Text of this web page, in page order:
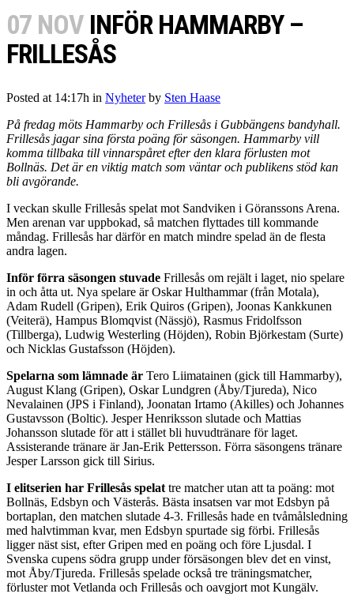
07 NOV INFÖR HAMMARBY –
FRILLESÅS
Posted at 14:17h in Nyheter by Sten Haase
På fredag möts Hammarby och Frillesås i Gubbängens bandyhall.
Frillesås jagar sina första poäng för säsongen. Hammarby vill
komma tillbaka till vinnarspåret efter den klara förlusten mot
Bollnäs. Det är en viktig match som väntar och publikens stöd kan
bli avgörande.
I veckan skulle Frillesås spelat mot Sandviken i Göranssons Arena.
Men arenan var uppbokad, så matchen flyttades till kommande
måndag. Frillesås har därför en match mindre spelad än de flesta
andra lagen.
Inför förra säsongen stuvade Frillesås om rejält i laget, nio spelare
in och åtta ut. Nya spelare är Oskar Hulthammar (från Motala),
Adam Rudell (Gripen), Erik Quiros (Gripen), Joonas Kankkunen
(Veiterä), Hampus Blomqvist (Nässjö), Rasmus Fridolfsson
(Tillberga), Ludwig Westerling (Höjden), Robin Björkestam (Surte)
och Nicklas Gustafsson (Höjden).
Spelarna som lämnade är Tero Liimatainen (gick till Hammarby),
August Klang (Gripen), Oskar Lundgren (Åby/Tjureda), Nico
Nevalainen (JPS i Finland), Joonatan Irtamo (Akilles) och Johannes
Gustavsson (Boltic). Jesper Henriksson slutade och Mattias
Johansson slutade för att i stället bli huvudtränare för laget.
Assisterande tränare är Jan-Erik Pettersson. Förra säsongens tränare
Jesper Larsson gick till Sirius.
I elitserien har Frillesås spelat tre matcher utan att ta poäng: mot
Bollnäs, Edsbyn och Västerås. Bästa insatsen var mot Edsbyn på
bortaplan, den matchen slutade 4-3. Frillesås hade en tvåmålsledning
med halvtimman kvar, men Edsbyn spurtade sig förbi. Frillesås
ligger näst sist, efter Gripen med en poäng och före Ljusdal. I
Svenska cupens södra grupp under försäsongen blev det en vinst,
mot Åby/Tjureda. Frillesås spelade också tre träningsmatcher,
förluster mot Vetlanda och Frillesås och oavgjort mot Kungälv.